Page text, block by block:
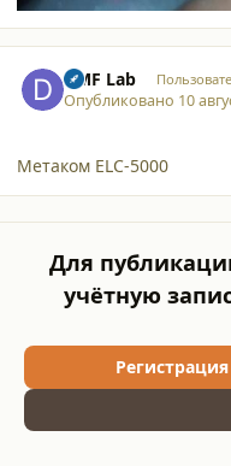
DMF Lab
Опубликовано 10
Метаком ELC-5000
Для
учётную